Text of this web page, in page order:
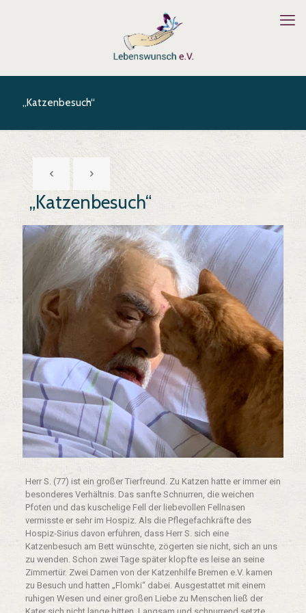
„Katzenbesuch“
„Katzenbesuch“
Herr S. (77) ist ein großer Tierfreund. Zu Katzen hatte er immer ein
besonderes Verhältnis. Das sanfte Schnurren, die weichen
Pfoten und das kuschelige Fell der liebevollen Fellnasen
vermisste er sehr im Hospiz. Als die Pflegefachkräfte des
Hospiz-Sirius davon erfuhren, dass Herr S. sich eine
Katzenbesuch am Bett wünschte, zögerten sie nicht, sich an uns
zu wenden. Schon zwei Tage später klopfte es leise an seine
Zimmertür. Zwei Damen von der Katzenhilfe Bremen e.V. kamen
zu Besuch und hatten „Flomki“ dabei. Ausgestattet mit einem
ruhigen Wesen und einer großen Liebe zu Menschen ließ der